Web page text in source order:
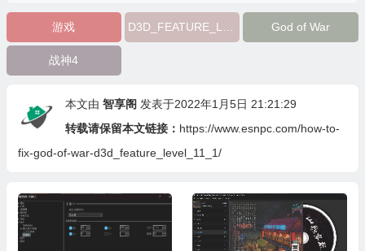
本文由智享阁 发表于2022年1月5日 21:21:29
转载请保留本文链接：
foorab For foobar2000 v2.25.